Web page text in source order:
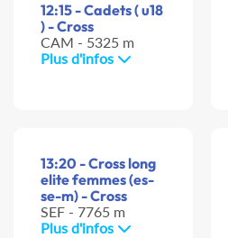
12:15 - Cadets ( u18
) - Cross
CAM - 5325 m
Plus d'infos
13:20 - Cross long
elite femmes (es-
se-m) - Cross
SEF - 7765 m
Plus d'infos